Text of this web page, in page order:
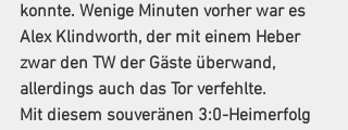
konnte. Wenige Minuten vorher war es
Alex Klindworth, der mit einem Heber
zwar den TW der Gäste überwand,
allerdings auch das Tor verfehlte.
Mit diesem souveränen 3:0-Heimerfolg